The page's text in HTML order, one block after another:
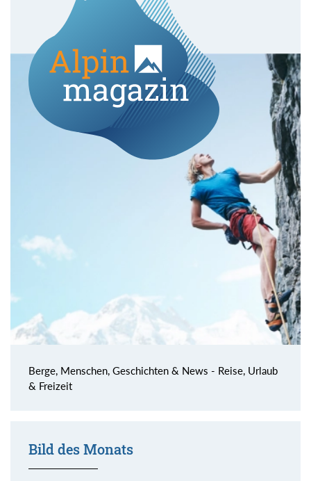
Berge, Menschen, Geschichten & News - Reise, Urlaub
& Freizeit
Bild des Monats